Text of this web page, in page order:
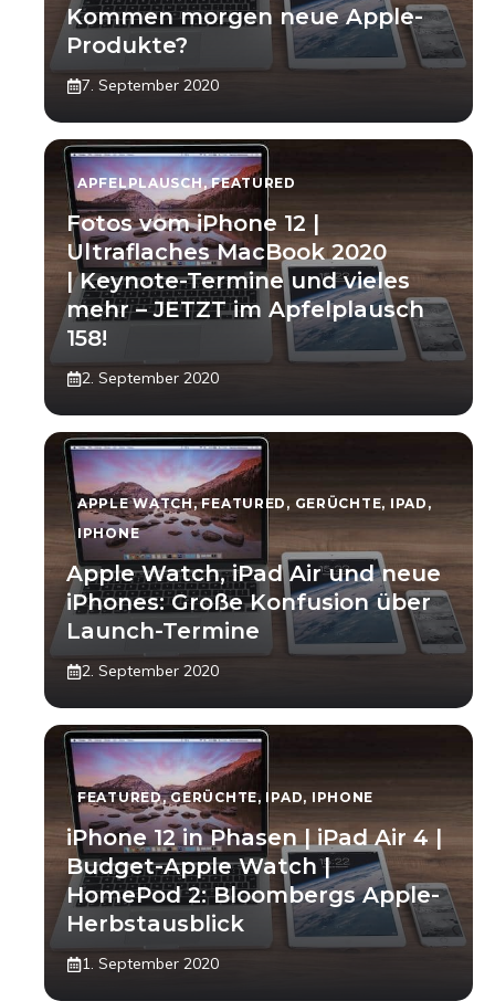
Kommen morgen neue Apple-
Produkte?
7. September 2020
APFELPLAUSCH,FEATURED
Fotos vom iPhone 12 |
Ultraflaches MacBook 2020
| Keynote-Termine und vieles
mehr – JETZT im Apfelplausch
158!
2. September 2020
APPLE WATCH,FEATURED , GERÜCHTE, IPAD ,
IPHONE
Apple Watch, iPad Air und neue
iPhones: Große Konfusion über
Launch-Termine
2. September 2020
FEATURED,GERÜCHTE, IPAD, IPHONE
iPhone 12 in Phasen | iPad Air 4 |
Budget-Apple Watch |
HomePod 2: Bloombergs Apple-
Herbstausblick
1. September 2020